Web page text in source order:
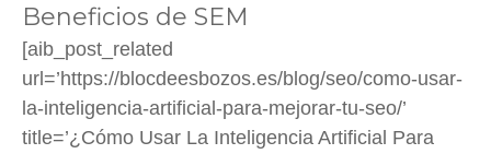
Beneficios de SEM
[aib_post_related
url=’https://blocdeesbozos.es/blog/seo/como-usar-
la-inteligencia-artificial-para-mejorar-tu-seo/’
title=’¿Cómo Usar La Inteligencia Artificial Para